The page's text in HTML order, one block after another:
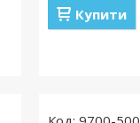
Купити